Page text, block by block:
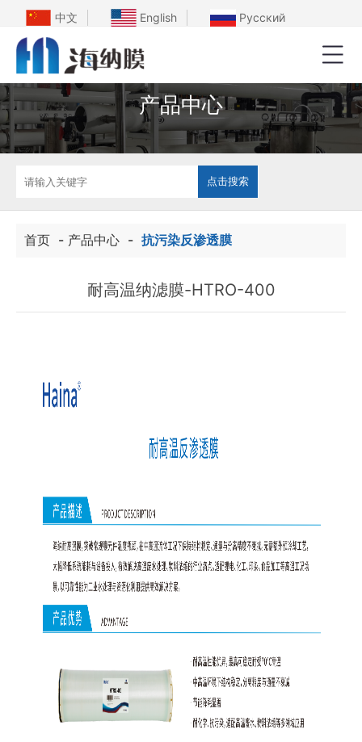
中文 English Русский
产品中心
首页 - 产品中心 - 抗污染反渗透膜
耐高温纳滤膜-HTRO-400